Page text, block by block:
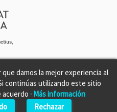
damos la mejor experiencia al
continúas utilizando este sitio
acuerdo · Más información
Rechazar